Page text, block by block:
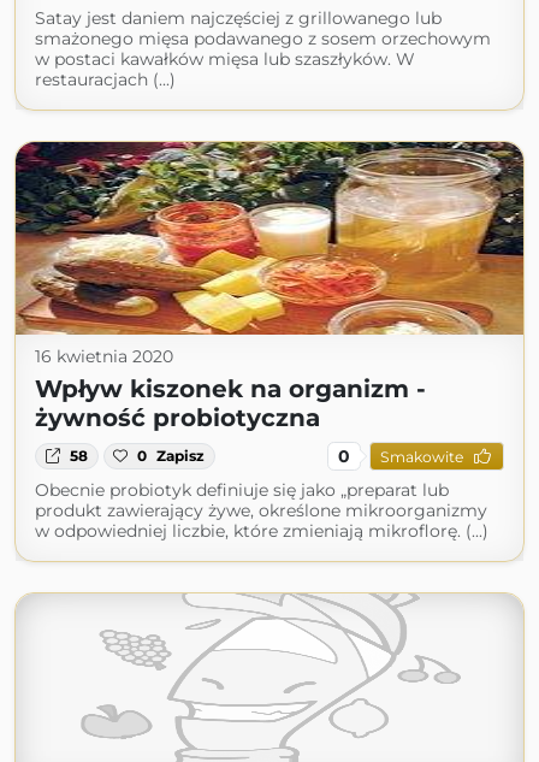
Satay jest daniem najczęściej z grillowanego lub
smażonego mięsa podawanego z sosem orzechowym
w postaci kawałków mięsa lub szaszłyków. W
restauracjach (...)
16 kwietnia 2020
Wpływ kiszonek na organizm -
żywność probiotyczna
58 0 Zapisz 0 Smakowite
Obecnie probiotyk definiuje się jako „preparat lub
produkt zawierający żywe, określone mikroorganizmy
w odpowiedniej liczbie, które zmieniają mikroflorę. (...)